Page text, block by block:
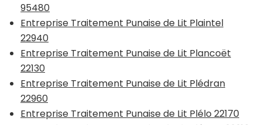
95480
Entreprise Traitement Punaise de Lit Plaintel
22940
Entreprise Traitement Punaise de Lit Plancoët
22130
Entreprise Traitement Punaise de Lit Plédran
22960
Entreprise Traitement Punaise de Lit Plélo 22170